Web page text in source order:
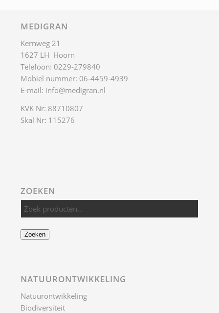
MEDIGRAN
Kernweg 21
1627 LH Hoorn
Telefoon: 0229-279840
Mobiel nummer: 06-4459-4939
E-mail: info@medigran.nl
KVK Nr: 88710807
Skal Nr: 115276
ZOEKEN
Zoeken
NATUURONTWIKKELING
Natuurontwikkeling
Biodiversiteit